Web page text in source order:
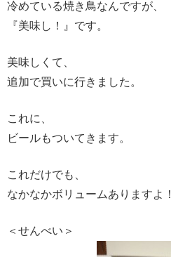
冷めている焼き鳥なんですが、
『美味し！』です。
美味しくて、
追加で買いに行きました。
これに、
ビールもついてきます。
これだけでも、
なかなかボリュームありますよ！
＜せんべい＞